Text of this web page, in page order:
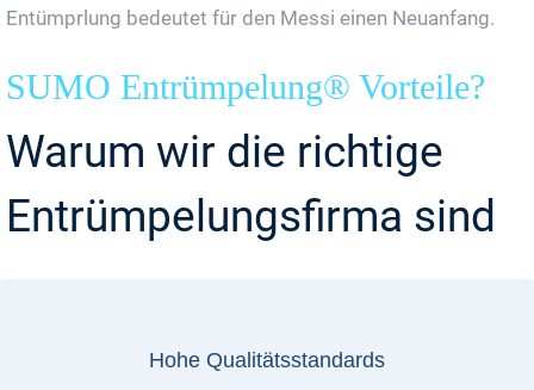
Entümprlung bedeutet für den Messi einen Neuanfang.
SUMO Entrümpelung® Vorteile?
Warum wir die richtige
Entrümpelungsfirma sind
Hohe Qualitätsstandards